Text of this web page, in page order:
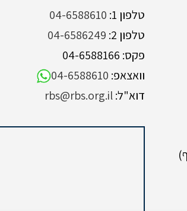
טלפון 1:
04-6588610
טלפון 2:
04-6586249
פקס: 04-6588166
וואצאפ: 04-6588610
דוא"ל:rbs@rbs.org.il